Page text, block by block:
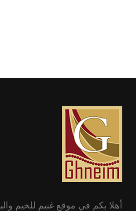
أهلا بكم في موقع غنيم للخيم